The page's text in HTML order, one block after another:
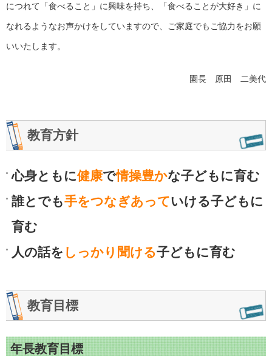
につれて「食べること」に興味を持ち、「食べることが大好き」に
なれるようなお声かけをしていますので、ご家庭でもご協力をお願
いいたします。
園長 原田 二美代
教育方針
心身ともに健康で情操豊かな子どもに育む
誰とでも手をつなぎあっていける子どもに
育む
人の話を しっかり聞ける子どもに育む
教育目標
年長教育目標